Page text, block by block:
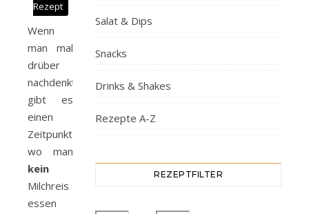
Rezept
Wenn
man mal
drüber
nachdenkt,
gibt es
einen
Zeitpunkt
wo man
kein
Milchreis
essen
Salat & Dips
Snacks
Drinks & Shakes
Rezepte A-Z
REZEPTFILTER